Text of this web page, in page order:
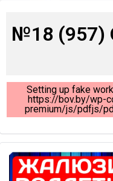
№18 (957)
Setting up fake
https://bov.by/wp-
premium/js/pdfjs/